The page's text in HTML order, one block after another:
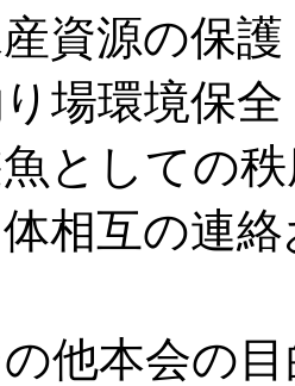
資源の保
場環境保
としての
相互の連
他本会の